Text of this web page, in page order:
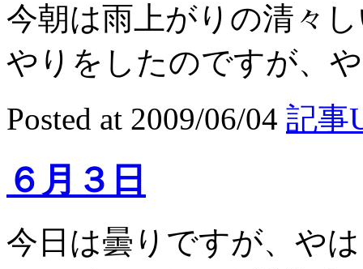
今朝は雨上がりの清々
やりをしたのですが、
Posted at 2009/06/04 記事
６月３日
今日は曇りですが、や